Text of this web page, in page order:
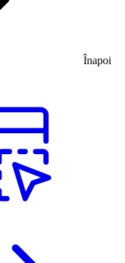
Înapoi